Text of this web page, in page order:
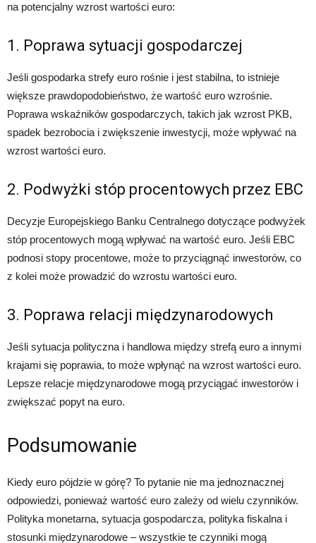
na potencjalny wzrost wartości euro:
1. Poprawa sytuacji gospodarczej
Jeśli gospodarka strefy euro rośnie i jest stabilna, to istnieje
większe prawdopodobieństwo, że wartość euro wzrośnie.
Poprawa wskaźników gospodarczych, takich jak wzrost PKB,
spadek bezrobocia i zwiększenie inwestycji, może wpływać na
wzrost wartości euro.
2. Podwyżki stóp procentowych przez EBC
Decyzje Europejskiego Banku Centralnego dotyczące podwyżek
stóp procentowych mogą wpływać na wartość euro. Jeśli EBC
podnosi stopy procentowe, może to przyciągnąć inwestorów, co
z kolei może prowadzić do wzrostu wartości euro.
3. Poprawa relacji międzynarodowych
Jeśli sytuacja polityczna i handlowa między strefą euro a innymi
krajami się poprawia, to może wpłynąć na wzrost wartości euro.
Lepsze relacje międzynarodowe mogą przyciągać inwestorów i
zwiększać popyt na euro.
Podsumowanie
Kiedy euro pójdzie w górę? To pytanie nie ma jednoznacznej
odpowiedzi, ponieważ wartość euro zależy od wielu czynników.
Polityka monetarna, sytuacja gospodarcza, polityka fiskalna i
stosunki międzynarodowe – wszystkie te czynniki mogą